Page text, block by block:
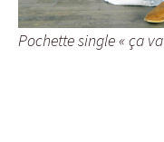
Pochette single « ça